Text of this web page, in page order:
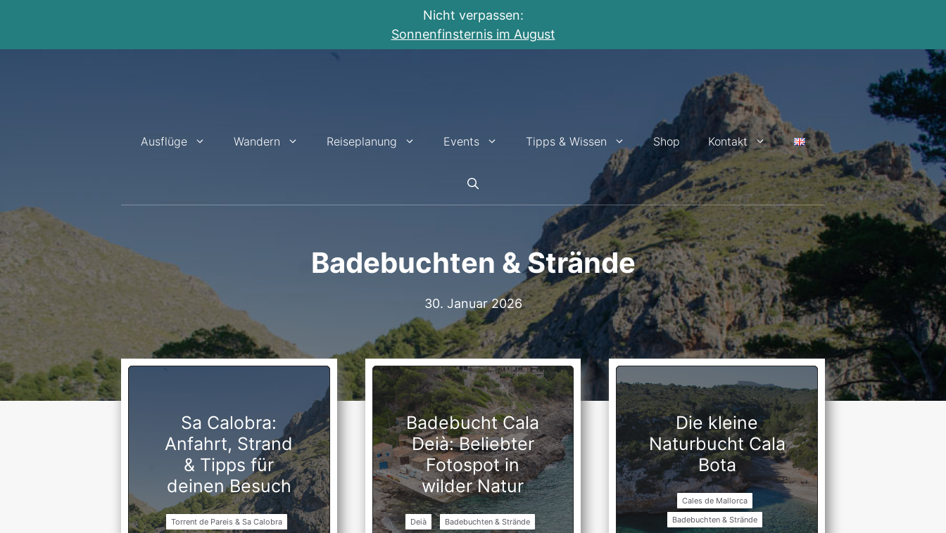
Nicht verpassen:
Sonnenfinsternis im August
Ausflüge Wandern Reiseplanung Events Tipps & Wissen Shop Kontakt
Badebuchten & Strände
30. Januar 2026
Sa Calobra:
Anfahrt, Strand
& Tipps für
deinen Besuch
Torrent de Pareis & Sa Calobra
Badebucht Cala
Deià: Beliebter
Fotospot in
wilder Natur
Deià Badebuchten & Strände
Die kleine
Naturbucht Cala
Bota
Cales de Mallorca
Badebuchten & Strände